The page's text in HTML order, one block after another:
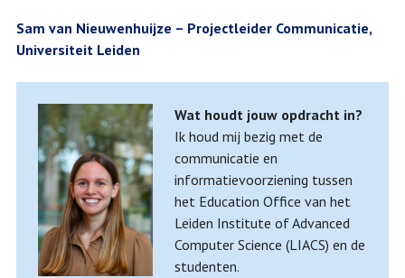
Sam van Nieuwenhuijze – Projectleider Communicatie,
Universiteit Leiden
Wat houdt jouw opdracht in?
Ik houd mij bezig met de
communicatie en
informatievoorziening tussen
het Education Office van het
Leiden Institute of Advanced
Computer Science (LIACS) en de
studenten.